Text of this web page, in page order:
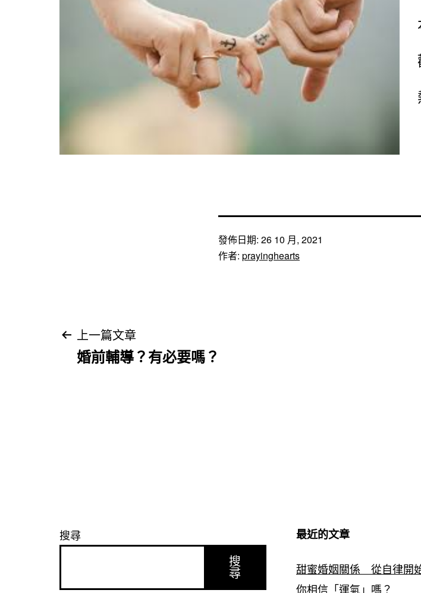
發佈日期: 26 10 月, 2021
作者: prayinghearts
文上一篇文章
婚前輔導？有必要嗎？
搜尋
搜
尋
最近的文章
甜蜜婚姻關係 從自律開
你相信「運氣」嗎？